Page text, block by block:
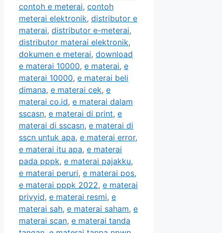
contoh e meterai, contoh
meterai elektronik, distributor e
materai, distributor e-meterai,
distributor materai elektronik,
dokumen e meterai, download
e materai 10000, e materai, e
materai 10000, e materai beli
dimana, e materai cek, e
materai co.id, e materai dalam
sscasn, e materai di print, e
materai di sscasn, e materai di
sscn untuk apa, e materai error,
e materai itu apa, e materai
pada pppk, e materai pajakku,
e materai peruri, e materai pos,
e materai pppk 2022, e materai
privyid, e materai resmi, e
materai sah, e materai saham, e
materai scan, e materai tanda